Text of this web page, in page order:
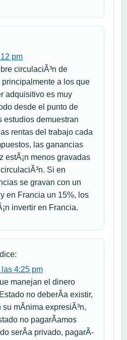
pm
circulaciÃ³n de
a los que
adquisitivo es muy
desde el punto de
estudios demuestran
rentas del trabajo cada
las ganancias
estÃ¡n menos gravadas
Si en
se gravan con un
en Francia un 15%, los
invertir en Francia.
dice:
4:25 pm
manejan el dinero
no deberÃ­a existir,
mÃ­nima expresiÃ³n,
no pagarÃ­amos
serÃ­a privado, pagarÃ­